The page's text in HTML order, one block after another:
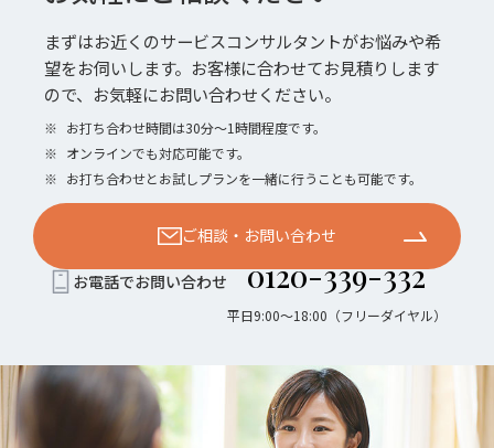
まずはお近くのサービスコンサルタントがお悩みや希
望をお伺いします。お客様に合わせてお見積りします
ので、お気軽にお問い合わせください。
※ お打ち合わせ時間は30分〜1時間程度です。
※ オンラインでも対応可能です。
※ お打ち合わせとお試しプランを一緒に行うことも可能です。
ご相談・お問い合わせ
お電話でお問い合わせ 0120-339-332
平日9:00〜18:00（フリーダイヤル）